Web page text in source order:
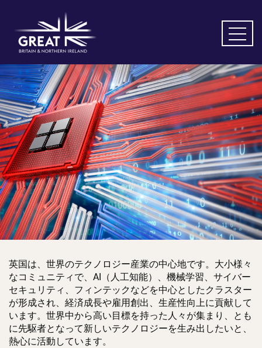
英国は、世界のテクノロジー産業の中心地です。大小様々
なコミュニティで、AI（人工知能）、機械学習、サイバー
セキュリティ、フィンテックなどを中心としたクラスター
が形成され、経済成長や雇用創出、生産性向上に貢献して
います。世界中から高い目標を持った人々が集まり、とも
に先駆者となって新しいテクノロジーを生み出したいと、
熱心に活動しています。